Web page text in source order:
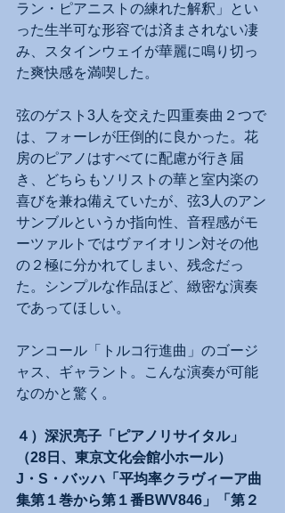
ラン・ピアニストの練れた解釈」とい
った生半可な形容では済まされない凄
み、スタインウェイが華麗に鳴り切っ
た爽快感を満喫した。
弦のゲスト3人を交えた四重奏曲２つで
は、フォーレが圧倒的に良かった。花
房のピアノはすべてに配慮が行き届
き、どちらもソリストの華と室内楽の
喜びを兼ね備えていたが、弦3人のアン
サンブルというか指向性、音程感がモ
ーツァルトではヴァイオリン対その他
の２極に分かれてしまい、残念だっ
た。シンプルな作品ほど、緻密な演奏
であってほしい。
アンコール「トルコ行進曲」のゴージ
ャス、ギャラント。こんな演奏が可能
なのかと驚く。
４）深沢亮子「ピアノリサイタル」
（28日、東京文化会館小ホール）
J・S・バッハ「平均率クラヴィーア曲
集第１巻から第１番BWV846」「第２